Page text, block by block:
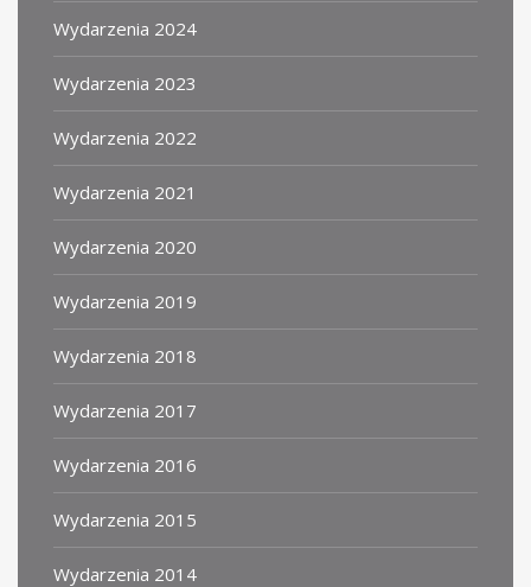
Wydarzenia 2024
Wydarzenia 2023
Wydarzenia 2022
Wydarzenia 2021
Wydarzenia 2020
Wydarzenia 2019
Wydarzenia 2018
Wydarzenia 2017
Wydarzenia 2016
Wydarzenia 2015
Wydarzenia 2014